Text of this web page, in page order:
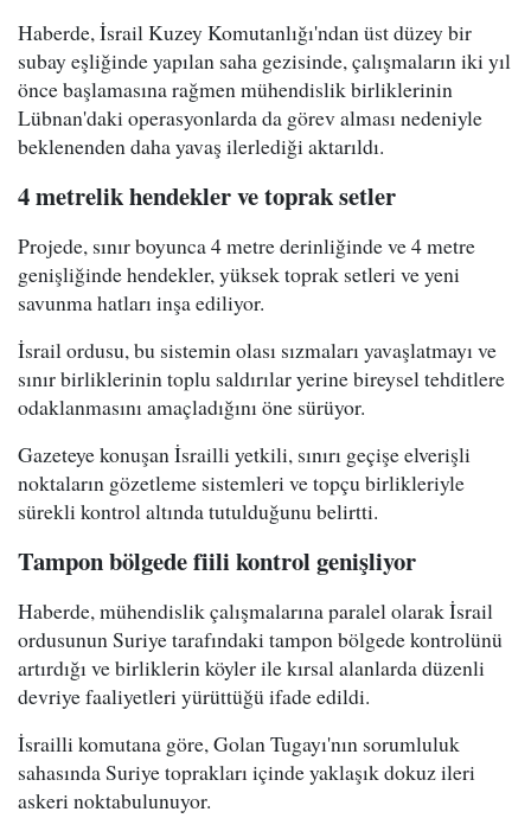
Haberde, İsrail Kuzey Komutanlığı'ndan üst düzey bir
subay eşliğinde yapılan saha gezisinde, çalışmaların iki yıl
önce başlamasına rağmen mühendislik birliklerinin
Lübnan'daki operasyonlarda da görev alması nedeniyle
beklenenden daha yavaş ilerlediği aktarıldı.
4 metrelik hendekler ve toprak setler
Projede, sınır boyunca 4 metre derinliğinde ve 4 metre
genişliğinde hendekler, yüksek toprak setleri ve yeni
savunma hatları inşa ediliyor.
İsrail ordusu, bu sistemin olası sızmaları yavaşlatmayı ve
sınır birliklerinin toplu saldırılar yerine bireysel tehditlere
odaklanmasını amaçladığını öne sürüyor.
Gazeteye konuşan İsrailli yetkili, sınırı geçişe elverişli
noktaların gözetleme sistemleri ve topçu birlikleriyle
sürekli kontrol altında tutulduğunu belirtti.
Tampon bölgede fiili kontrol genişliyor
Haberde, mühendislik çalışmalarına paralel olarak İsrail
ordusunun Suriye tarafındaki tampon bölgede kontrolünü
artırdığı ve birliklerin köyler ile kırsal alanlarda düzenli
devriye faaliyetleri yürüttüğü ifade edildi.
İsrailli komutana göre, Golan Tugayı'nın sorumluluk
sahasında Suriye toprakları içinde yaklaşık dokuz ileri
askeri noktabulunuyor.